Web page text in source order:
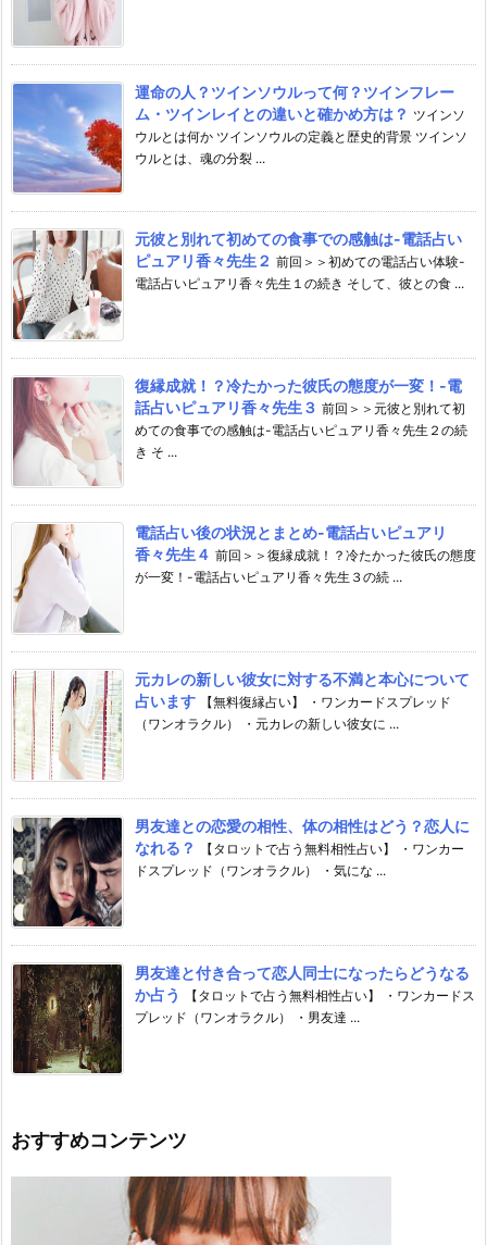
運命の人？ツインソウルって何？ツインフレー
ム・ツインレイとの違いと確かめ方は？ ツインソ
ウルとは何か ツインソウルの定義と歴史的背景 ツインソ
ウルとは、魂の分裂 ...
元彼と別れて初めての食事での感触は-電話占い
ピュアリ香々先生２ 前回＞＞初めての電話占い体験-
電話占いピュアリ香々先生１の続き そして、彼との食 ...
復縁成就！？冷たかった彼氏の態度が一変！-電
話占いピュアリ香々先生３ 前回＞＞元彼と別れて初
めての食事での感触は-電話占いピュアリ香々先生２の続
き そ ...
電話占い後の状況とまとめ-電話占いピュアリ
香々先生４ 前回＞＞復縁成就！？冷たかった彼氏の態度
が一変！-電話占いピュアリ香々先生３の続 ...
元カレの新しい彼女に対する不満と本心について
占います
【無料復縁占い】 ・ワンカードスプレッド
（ワンオラクル） ・元カレの新しい彼女に ...
男友達との恋愛の相性、体の相性はどう？恋人に
なれる？
【タロットで占う無料相性占い】 ・ワンカー
ドスプレッド（ワンオラクル） ・気にな ...
男友達と付き合って恋人同士になったらどうなる
か占う
【タロットで占う無料相性占い】 ・ワンカードス
プレッド（ワンオラクル） ・男友達 ...
おすすめコンテンツ